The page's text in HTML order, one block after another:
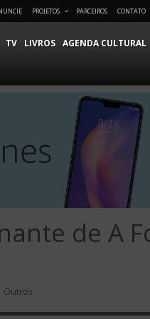
PROJETOS PARCEIROS CONTATO
TV LIVROS AGENDA CULTURAL
de A
Outros